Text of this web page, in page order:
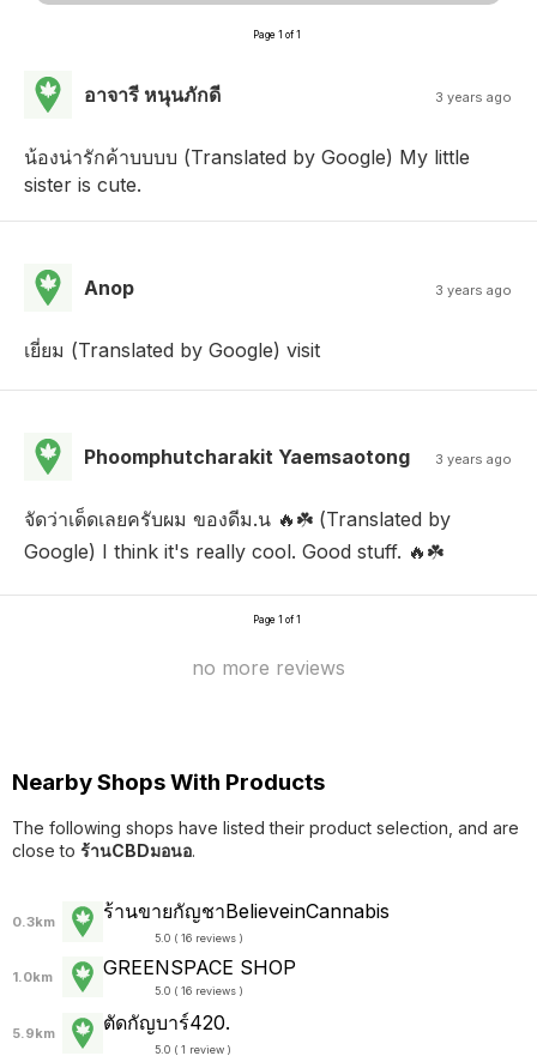
Page 1 of 1
อาจารี หนุนภักดี 3 years ago
น้องน่ารักค้าบบบบ (Translated by Google) My little
sister is cute.
Anop 3 years ago
เยี่ยม (Translated by Google) visit
Phoomphutcharakit Yaemsaotong 3 years ago
จัดว่าเด็ดเลยครับผม ของดีม.น 🔥☘️ (Translated by
Google) I think it's really cool. Good stuff. 🔥☘️
Page 1 of 1
no more reviews
Nearby Shops With Products
The following shops have listed their product selection, and are
close to ร้านCBDมอนอ.
0.3km ร้านขายกัญชาBelieveinCannabis
5.0 ( 16 reviews )
1.0km GREENSPACE SHOP
5.0 ( 16 reviews )
5.9km ตัดกัญบาร์420.
5.0 ( 1 review )